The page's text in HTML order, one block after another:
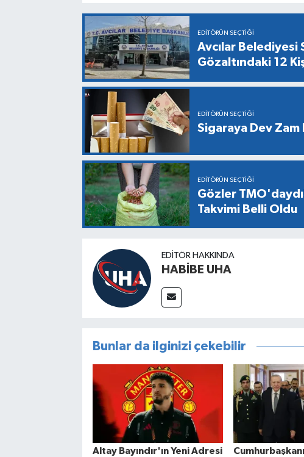
EDITÖRÜN SEÇTIĞI
Avcılar Belediyesi
Gözaltındaki 12
EDITÖRÜN SEÇTIĞI
Sigaraya Dev Zam
EDITÖRÜN SEÇTIĞI
Gözler
Takvimi Belli Oldu
EDITÖR HAKKINDA
HABİBE UHA
Bunlar da ilginizi çekebilir
Altay Bayındır'ın Yeni Adresi